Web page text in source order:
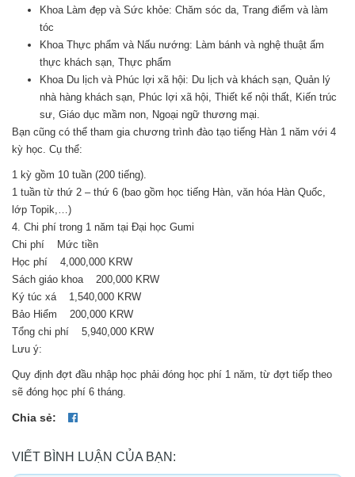
Khoa Làm đẹp và Sức khỏe: Chăm sóc da, Trang điểm và làm
tóc
Khoa Thực phẩm và Nấu nướng: Làm bánh và nghệ thuật ẩm
thực khách sạn, Thực phẩm
Khoa Du lịch và Phúc lợi xã hội: Du lịch và khách sạn, Quản lý
nhà hàng khách sạn, Phúc lợi xã hội, Thiết kế nội thất, Kiến trúc
sư, Giáo dục mầm non, Ngoại ngữ thương mại.
Bạn cũng có thể tham gia chương trình đào tạo tiếng Hàn 1 năm với 4
kỳ học. Cụ thể:
1 kỳ gồm 10 tuần (200 tiếng).
1 tuần từ thứ 2­ – thứ 6 (bao gồm học tiếng Hàn, văn hóa Hàn Quốc,
lớp Topik,…)
4. Chi phí trong 1 năm tại Đại học Gumi
Chi phí Mức tiền
Học phí 4,000,000 KRW
Sách giáo khoa 200,000 KRW
Ký túc xá 1,540,000 KRW
Bảo Hiểm 200,000 KRW
Tổng chi phí 5,940,000 KRW
Lưu ý:
Quy định đợt đầu nhập học phải đóng học phí 1 năm, từ đợt tiếp theo
sẽ đóng học phí 6 tháng.
Chia sẻ:
VIẾT BÌNH LUẬN CỦA BẠN: